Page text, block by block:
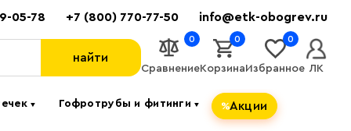
05-78 +7 (800) 770-77-50 info@etk-obogrev.ru
найти
Сравнение
0
Корзина
0
Избранное
0
ЛК
▼ Гофротрубы и фитинги▼ Акции